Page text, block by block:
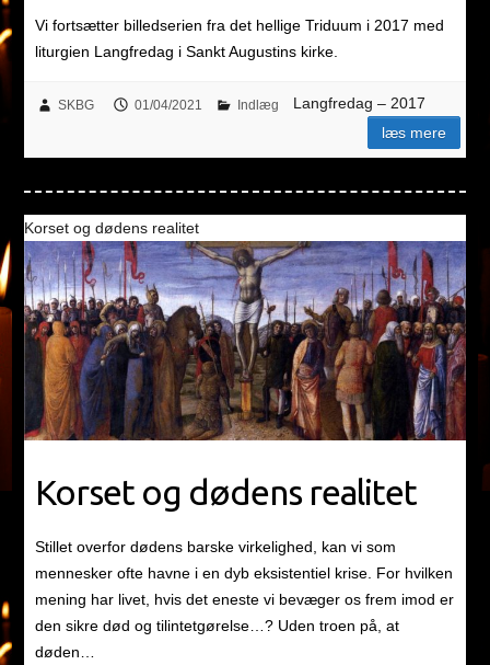
Vi fortsætter billedserien fra det hellige Triduum i 2017 med
liturgien Langfredag i Sankt Augustins kirke.
SKBG 01/04/2021 Indlæg
Langfredag – 2017
læs mere
Korset og dødens realitet
Korset og dødens realitet
Stillet overfor dødens barske virkelighed, kan vi som
mennesker ofte havne i en dyb eksistentiel krise. For hvilken
mening har livet, hvis det eneste vi bevæger os frem imod er
den sikre død og tilintetgørelse…? Uden troen på, at
døden…